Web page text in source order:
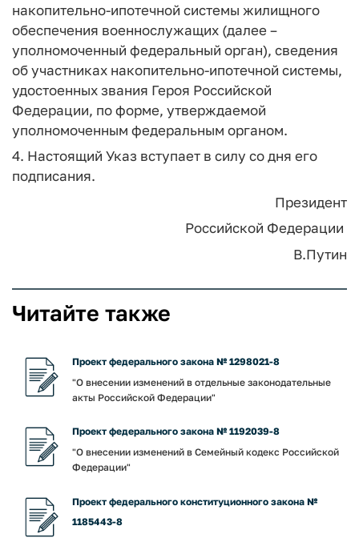
накопительно-ипотечной системы жилищного
обеспечения военнослужащих (далее –
уполномоченный федеральный орган), сведения
об участниках накопительно-ипотечной системы,
удостоенных звания Героя Российской
Федерации, по форме, утверждаемой
уполномоченным федеральным органом.
4. Настоящий Указ вступает в силу со дня его
подписания.
Президент
Российской Федерации
В.Путин
Читайте также
Проект федерального закона № 1298021-8
"О внесении изменений в отдельные законодательные
акты Российской Федерации"
Проект федерального закона № 1192039-8
"О внесении изменений в Семейный кодекс Российской
Федерации"
Проект федерального конституционного закона №
1185443-8